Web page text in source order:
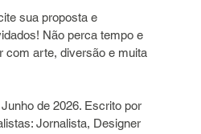
sua proposta e
Não perca tempo e
com arte, diversão e muita
de 2026. Escrito por
Jornalista, Designer